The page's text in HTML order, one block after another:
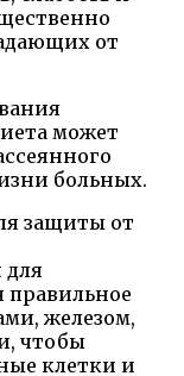
от
может
больных.
защиты от
для
правильное
железом,
чтобы
клетки и